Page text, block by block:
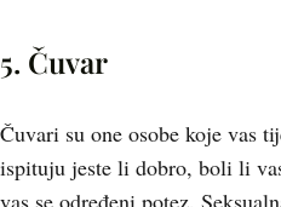
5. Čuvar
Čuvari su one osobe koje vas
ispituju jeste li dobro, boli li
vas se određeni potez.